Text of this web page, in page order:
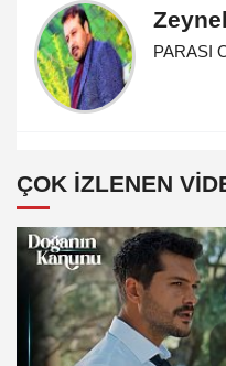
PARASI
ÇOK İZLENEN